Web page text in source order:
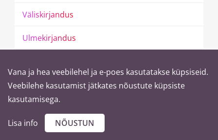
Väliskirjandus
Ulmekirjandus
Raamatud inglise keeles
atudsoomekeele
Vana ja hea veebilehel ja e-poes kasutatakse küpsiseid.
Veebilehe kasutamist jätkates nõustute küpsiste
kasutamisega.
Lisa info NÕUSTUN